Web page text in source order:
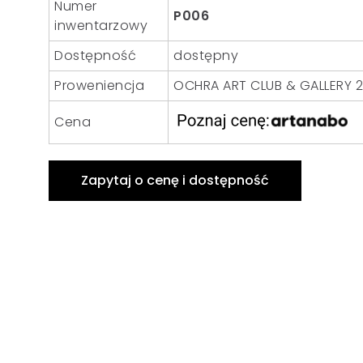
Numer
inwentarzowy
P006
Dostępność
dostępny
Proweniencja
OCHRA ART CLUB & GALLERY
Cena
Zapytaj o cenę i dostępność